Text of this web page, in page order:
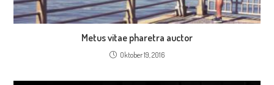
Metus vitae pharetra auctor
Oktober 19, 2016